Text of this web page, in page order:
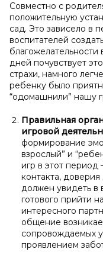
Совместно с
положительную
сад. Это зависело в
воспитателей
дней почувствует
страхи, намного
ребенку было
“одомашнили” нашу
Правильная
игровой
формирование
взрослый” и
игр в этот
контакта,
должен увидеть в
готового прийти
интересного
общение
сопровождаемых
проявлением